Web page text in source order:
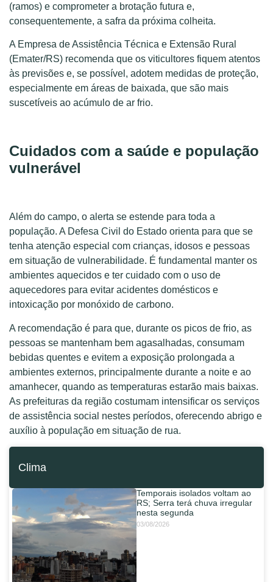
(ramos) e comprometer a brotação futura e,
consequentemente, a safra da próxima colheita.
A Empresa de Assistência Técnica e Extensão Rural
(Emater/RS) recomenda que os viticultores fiquem atentos
às previsões e, se possível, adotem medidas de proteção,
especialmente em áreas de baixada, que são mais
suscetíveis ao acúmulo de ar frio.
Cuidados com a saúde e população
vulnerável
Além do campo, o alerta se estende para toda a
população. A Defesa Civil do Estado orienta para que se
tenha atenção especial com crianças, idosos e pessoas
em situação de vulnerabilidade. É fundamental manter os
ambientes aquecidos e ter cuidado com o uso de
aquecedores para evitar acidentes domésticos e
intoxicação por monóxido de carbono.
A recomendação é para que, durante os picos de frio, as
pessoas se mantenham bem agasalhadas, consumam
bebidas quentes e evitem a exposição prolongada a
ambientes externos, principalmente durante a noite e ao
amanhecer, quando as temperaturas estarão mais baixas.
As prefeituras da região costumam intensificar os serviços
de assistência social nestes períodos, oferecendo abrigo e
auxílio à população em situação de rua.
Clima
Temporais isolados voltam ao
RS; Serra terá chuva irregular
nesta segunda
03/08/2026